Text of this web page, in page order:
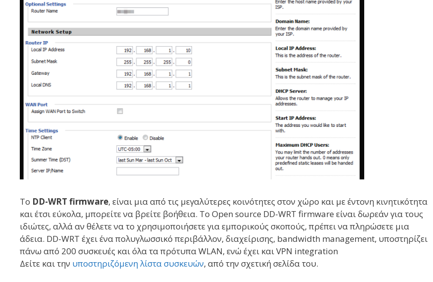
To DD-WRT firmware, είναι μια από τις μεγαλύτερες κοινότητες στον χώρο και με έντονη κινητικότητα
και έτσι εύκολα, μπορείτε να βρείτε βοήθεια. Το Open source DD-WRT firmware είναι δωρεάν για τους
ιδιώτες, αλλά αν θέλετε να το χρησιμοποιήσετε για εμπορικούς σκοπούς, πρέπει να πληρώσετε μια
άδεια. DD-WRT έχει ένα πολυγλωσσικό περιβάλλον, διαχείρισης, bandwidth management, υποστηρίζει
πάνω από 200 συσκευές και όλα τα πρότυπα WLAN, ενώ έχει και VPN integration
Δείτε και την υποστηριζόμενη λίστα συσκευών, από την σχετική σελίδα του.